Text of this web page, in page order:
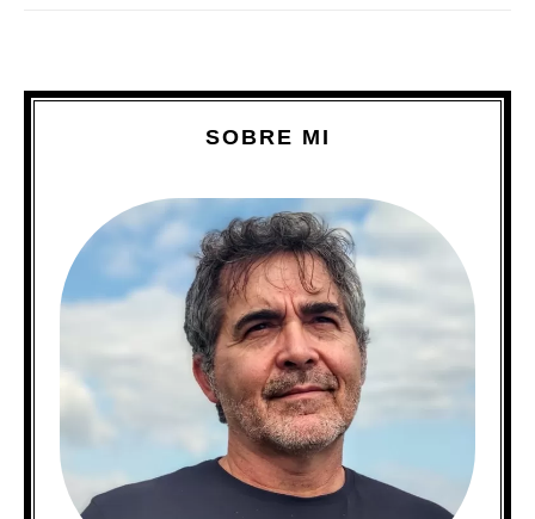
SOBRE MI